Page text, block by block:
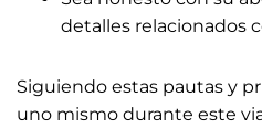
detalles relacionados
Siguiendo estas pautas y
uno mismo durante este